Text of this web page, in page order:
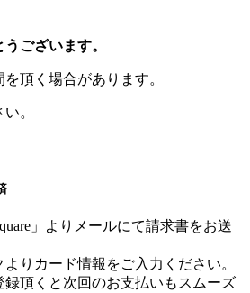
ございます。
頂く場合があります。
。
」よりメールにて請求書をお送
よりカード情報をご入力ください。
録頂くと次回のお支払いもスムーズ